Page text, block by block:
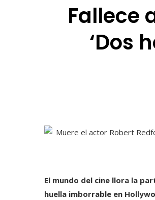
Fallece
‘Dos
El mundo del cine llora la
huella imborrable en